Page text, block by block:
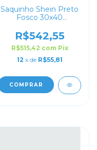
Saquinho Shein Preto
Fosco 30x40
R$542,55
R$515,42 com Pix
12 x de R$55,81
COMPRAR